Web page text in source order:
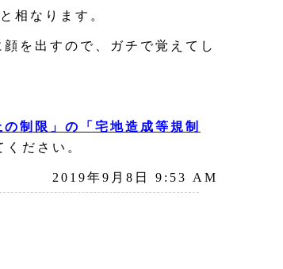
相なります。
を出すので、ガチで覚えてし
制限」の「宅地造成等規制
ださい。
2019年9月8日 9:53 AM